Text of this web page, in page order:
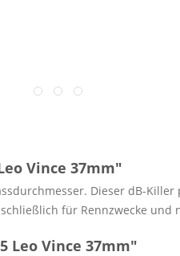
Vince 37mm"
Dieser dB-
für Rennzwecke und
Leo Vince 37mm"